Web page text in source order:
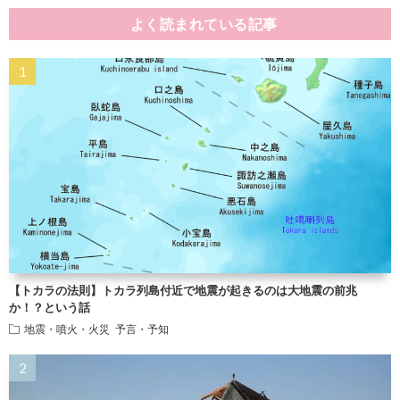
よく読まれている記事
【トカラの法則】トカラ列島付近で地震が起きるのは大地震の前兆
か！？という話
地震・噴火・火災 予言・予知